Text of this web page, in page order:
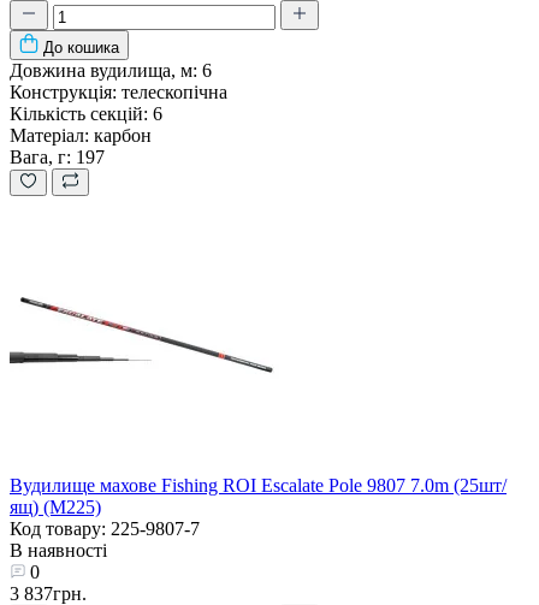
До кошика
Довжина вудилища, м: 6
Конструкція: телескопічна
Кількість секцій: 6
Матеріал: карбон
Вага, г: 197
Вудилище махове Fishing ROI Escalate Pole 9807 7.0m (25шт/
ящ) (M225)
Код товару: 225-9807-7
В наявності
0
3 837грн.